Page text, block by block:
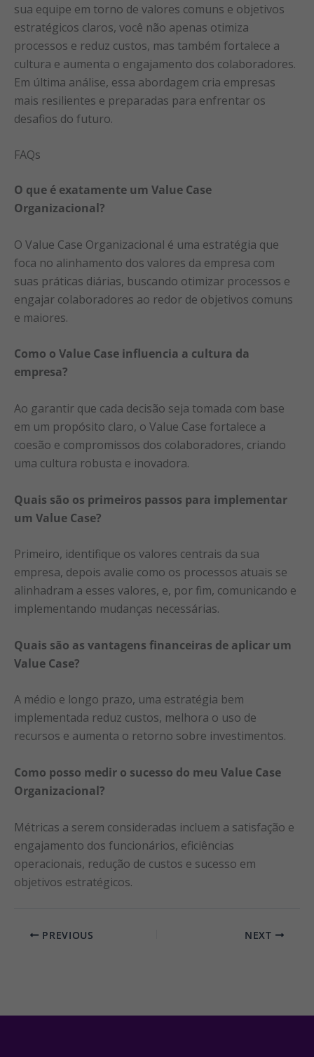
sua equipe em torno de valores comuns e objetivos
estratégicos claros, você não apenas otimiza
processos e reduz custos, mas também fortalece a
cultura e aumenta o engajamento dos colaboradores.
Em última análise, essa abordagem cria empresas
mais resilientes e preparadas para enfrentar os
desafios do futuro.
FAQs
O que é exatamente um Value Case
Organizacional?
O Value Case Organizacional é uma estratégia que
foca no alinhamento dos valores da empresa com
suas práticas diárias, buscando otimizar processos e
engajar colaboradores ao redor de objetivos comuns
e maiores.
Como o Value Case influencia a cultura da
empresa?
Ao garantir que cada decisão seja tomada com base
em um propósito claro, o Value Case fortalece a
coesão e compromissos dos colaboradores, criando
uma cultura robusta e inovadora.
Quais são os primeiros passos para implementar
um Value Case?
Primeiro, identifique os valores centrais da sua
empresa, depois avalie como os processos atuais se
alinhadram a esses valores, e, por fim, comunicando e
implementando mudanças necessárias.
Quais são as vantagens financeiras de aplicar um
Value Case?
A médio e longo prazo, uma estratégia bem
implementada reduz custos, melhora o uso de
recursos e aumenta o retorno sobre investimentos.
Como posso medir o sucesso do meu Value Case
Organizacional?
Métricas a serem consideradas incluem a satisfação e
engajamento dos funcionários, eficiências
operacionais, redução de custos e sucesso em
objetivos estratégicos.
PREVIOUS NEXT